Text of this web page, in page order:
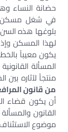
حضانة النساء
في شغل مسكن
بلوغها هذه
لهذا المسكن
يكون معيباً
المسألة
منتجاً لآثاره بين
من قانون
أن يكون قضاء
القانون
موضوع